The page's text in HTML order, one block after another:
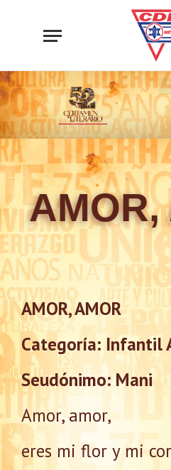
AMOR,
AMOR, AMOR
Categoría: Infantil
Seudónimo: Mani
Amor, amor,
eres mi flor y mi